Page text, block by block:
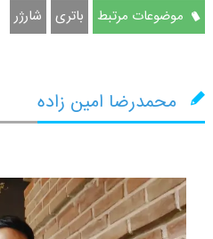
موضوعات مرتبط باتری شارژر
محمدرضا امین زاده